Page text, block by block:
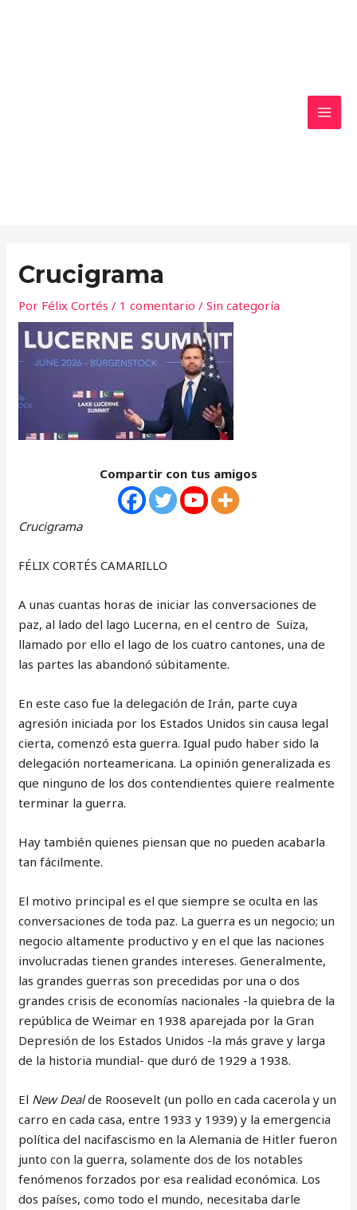
Crucigrama
Por Félix Cortés/ 1 comentario /Sin categoría
Compartir con tus amigos
Crucigrama
FÉLIX CORTÉS CAMARILLO
A unas cuantas horas de iniciar las conversaciones de
paz, al lado del lago Lucerna, en el centro de Suiza,
llamado por ello el lago de los cuatro cantones, una de
las partes las abandonó súbitamente.
En este caso fue la delegación de Irán, parte cuya
agresión iniciada por los Estados Unidos sin causa legal
cierta, comenzó esta guerra. Igual pudo haber sido la
delegación norteamericana. La opinión generalizada es
que ninguno de los dos contendientes quiere realmente
terminar la guerra.
Hay también quienes piensan que no pueden acabarla
tan fácilmente.
El motivo principal es el que siempre se oculta en las
conversaciones de toda paz. La guerra es un negocio; un
negocio altamente productivo y en el que las naciones
involucradas tienen grandes intereses. Generalmente,
las grandes guerras son precedidas por una o dos
grandes crisis de economías nacionales -la quiebra de la
república de Weimar en 1938 aparejada por la Gran
Depresión de los Estados Unidos -la más grave y larga
de la historia mundial- que duró de 1929 a 1938.
El New Dealde Roosevelt (un pollo en cada cacerola y un
carro en cada casa, entre 1933 y 1939) y la emergencia
política del nacifascismo en la Alemania de Hitler fueron
junto con la guerra, solamente dos de los notables
fenómenos forzados por esa realidad económica. Los
dos países, como todo el mundo, necesitaba darle